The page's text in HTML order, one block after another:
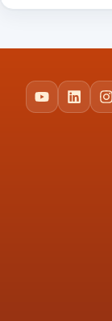
Instagram
LinkedIn